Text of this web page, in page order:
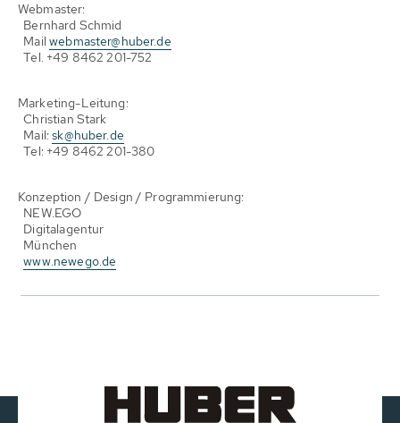
Webmaster:
Bernhard Schmid
Mailwebmaster@huber.de
Tel. +49 8462 201-752
Marketing-Leitung:
Christian Stark
Mail:sk@huber.de
Tel: +49 8462 201-380
Konzeption / Design / Programmierung:
NEW.EGO
Digitalagentur
München
www.newego.de